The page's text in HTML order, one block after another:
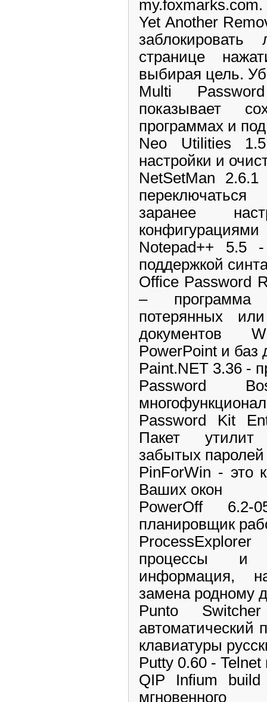
my.foxmarks.com.
Yet Another
странице
выбирая цель.
Multi
показывает
программах и
Neo Utilities
настройки и
NetSetMan
заранее
конфигурациями
Notepad++ 5.5
поддержкой
Office Password
– программа
потерянных
документов
PowerPoint и баз
Paint.NET 3.36 -
Password
Password Kit
Пакет утилит
забытых паролей
PinForWin - это
Ваших окон
PowerOff
планировщик
процессы и
информация,
замена родному
Punto
автоматический
клавиатуры
Putty 0.60 - Telnet
QIP Infium
мгновенного